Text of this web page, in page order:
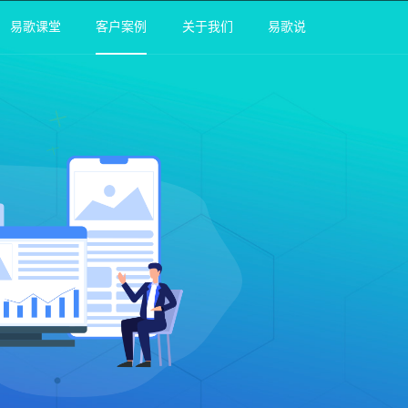
易歌课堂 客户案例 关于我们 易歌说